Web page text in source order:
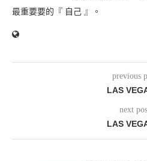
最重要要的『 自己 』。
previous
LAS
next
LAS